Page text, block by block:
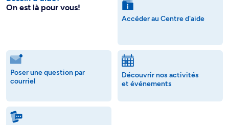
On est là pour vous!
Accéder au Centre d'aide
Poser une question par
courriel
Découvrir nos activités
et événements